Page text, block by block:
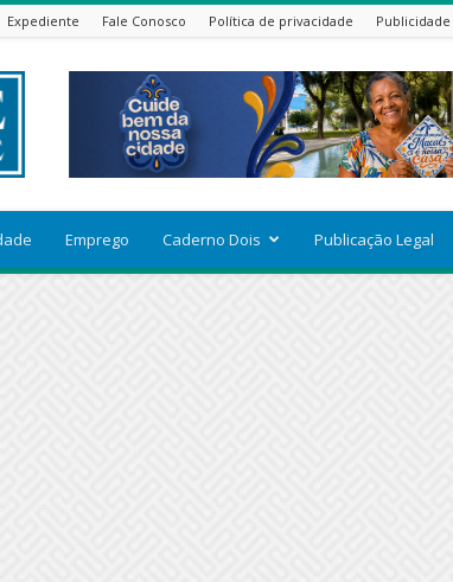
Expediente Fale Conosco Política de privacidade Publicidade
Emprego Caderno Dois Publicação Legal